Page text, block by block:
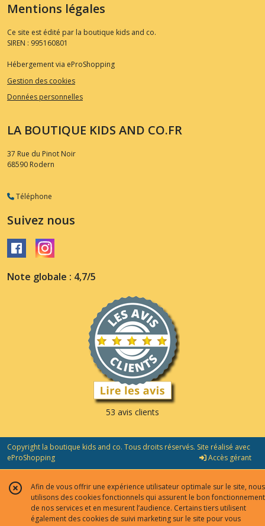
Mentions légales
Ce site est édité par la boutique kids and co.
SIREN : 995160801
Hébergement via eProShopping
Gestion des cookies
Données personnelles
LA BOUTIQUE KIDS AND CO.FR
37 Rue du Pinot Noir
68590 Rodern
Téléphone
Suivez nous
Note globale : 4,7/5
53 avis clients
Copyright la boutique kids and co. Tous droits réservés. Site réalisé avec
eProShopping
Accès gérant
Afin de vous offrir une expérience utilisateur optimale sur le site, nous
utilisons des cookies fonctionnels qui assurent le bon fonctionnement
de nos services et en mesurent l’audience. Certains tiers utilisent
également des cookies de suivi marketing sur le site pour vous